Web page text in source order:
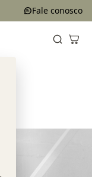
Fale conosco